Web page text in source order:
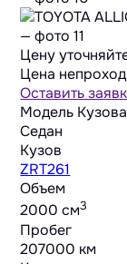
Цену
Цена
Оставить
Модель Кузова
Седан
Кузов
ZRT261
Объем
2000 cм3
Пробег
207000 км